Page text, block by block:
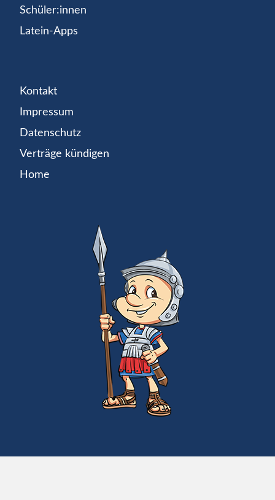
Schüler:innen
Latein-Apps
Kontakt
Impressum
Datenschutz
Verträge kündigen
Home